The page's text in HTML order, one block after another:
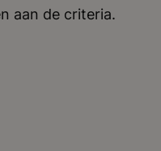
aan de criteria.